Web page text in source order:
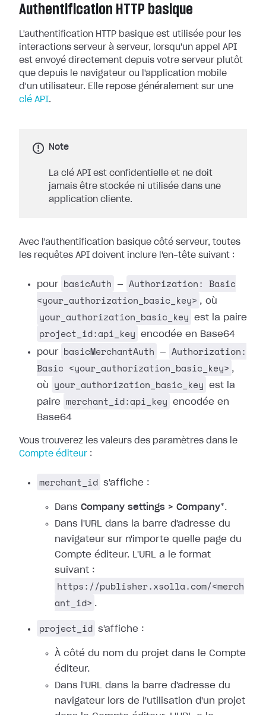
Authentification HTTP basique
L'authentification HTTP basique est utilisée pour les
interactions serveur à serveur, lorsqu'un appel API
est envoyé directement depuis votre serveur plutôt
que depuis le navigateur ou l'application mobile
d'un utilisateur. Elle repose généralement sur une
clé API.
Note
La clé API est confidentielle et ne doit
jamais être stockée ni utilisée dans une
application cliente.
Avec l'authentification basique côté serveur, toutes
les requêtes API doivent inclure l'en-tête suivant :
pour basicAuth —
Authorization: Basic
<your_authorization_basic_key> , où
your_authorization_basic_key est la paire
project_id:api_key
encodée en Base64
pour basicMerchantAuth —
Authorization:
Basic <your_authorization_basic_key> ,
où
your_authorization_basic_key
est la
paire merchant_id:api_key
encodée en
Base64
Vous trouverez les valeurs des paramètres dans le
Compte éditeur :
merchant_id s'affiche :
Dans Company settings > Company*.
Dans l'URL dans la barre d'adresse du
navigateur sur n'importe quelle page du
Compte éditeur. L'URL a le format
suivant :
https://publisher.xsolla.com/<merch
ant_id> .
project_id s'affiche :
À côté du nom du projet dans le Compte
éditeur.
Dans l'URL dans la barre d'adresse du
navigateur lors de l'utilisation d'un projet